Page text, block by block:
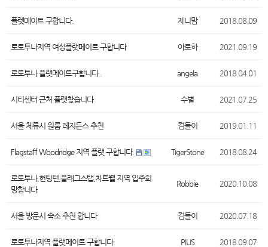
플렛메이트 구합니다. 제니맘 2018.08.09
로토투나지역 여성플랫메이트 구합니다 아로하 2021.09.19
로토투나 플랫메이트구합니다.. angela 2018.04.01
시티센터 근처 플랫찾습니다 수별 2021.07.25
서울 체류시 원룸 레지든스 추천 컴돌이 2019.01.11
Flagstaff Woodridge 지역 플랫 구합니다. TigerStone 2018.08.24
로토투나,헌팅턴,플래그스탭,차트웰 지역 입주희
망합니다
Robbie 2020.10.08
서울 방문시 숙소 추천 합니다 컴돌이 2020.07.18
로토투나지역 플랫메이트 구합니다. PIUS 2018.09.07